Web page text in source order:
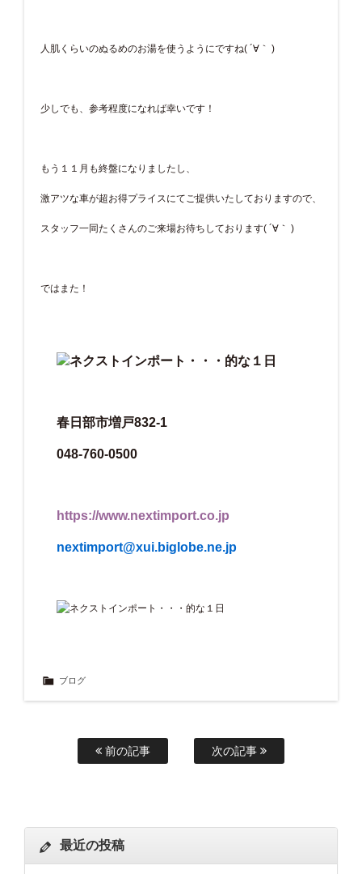
人肌くらいのぬるめのお湯を使うようにですね( ´∀｀ )
少しでも、参考程度になれば幸いです！
もう１１月も終盤になりましたし、
激アツな車が超お得プライスにてご提供いたしておりますので、
スタッフ一同たくさんのご来場お待ちしております( ´∀｀ )
ではまた！
春日部市増戸832-1
048-760-0500
https://www.nextimport.co.jp
nextimport@xui.biglobe.ne.jp
ブログ
前の記事 次の記事
最近の投稿